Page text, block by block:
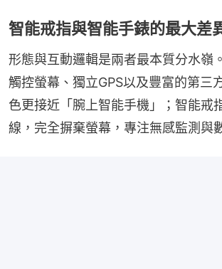
智能戒指與智能手錶的最大差
形態與互動邏輯是兩者最本質分水嶺
觸控螢幕、獨立GPS以及豐富的第三
色更接近「腕上智能手機」；智能戒
線，完全摒棄螢幕，專注無感監測與